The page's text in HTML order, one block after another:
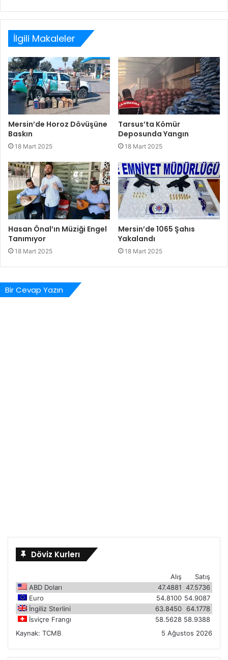
sitesi
İlgili Makaleler
Mersin’de Horoz Dövüşüne
Baskın
18 Mart 2025
Tarsus’ta Kömür
Deposunda Yangın
18 Mart 2025
Hasan Önal’ın Müziği Engel
Tanımıyor
18 Mart 2025
Mersin’de 1065 Şahıs
Yakalandı
18 Mart 2025
Bir Cevap Yazın
Döviz Kurlerı
Satış
Alış
ABD Doları
47.5736
47.4881
Euro
54.9087
54.8100
İngiliz Sterlini
64.1778
63.8450
İsviçre Frangı
58.9388
58.5628
Kaynak: TCMB 5 Ağustos 2026